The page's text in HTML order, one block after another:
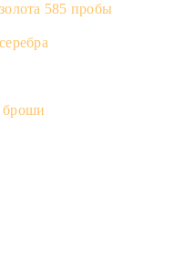
585 пробы
броши